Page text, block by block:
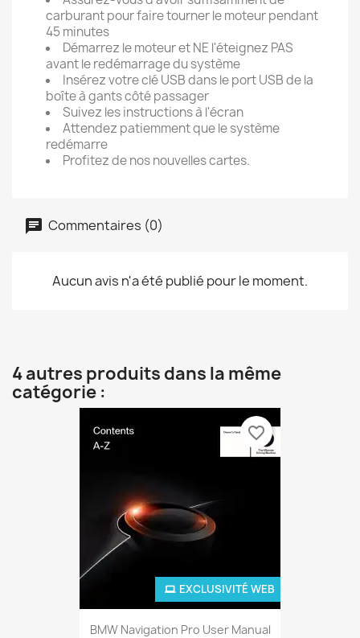
carburant pour faire tourner le moteur pendant
45 minutes
Démarrez le moteur et NE l'éteignez PAS
avant le redémarrage du système
Insérez votre clé USB dans le port USB de la
boîte à gants côté passager
Suivez les instructions à l'écran
Attendez patiemment que le système
redémarre
Profitez de nos nouvelles cartes.
Commentaires (0)
Aucun avis n'a été publié pour le moment.
4 autres produits dans la même
catégorie :
BMW Navigation Pro User Manual
EXCLUSIVITÉ WEB
favorite_border